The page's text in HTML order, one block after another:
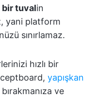
bir tuvalin
yani platform
sınırlamaz.
hızlı bir
yapışkan
ve